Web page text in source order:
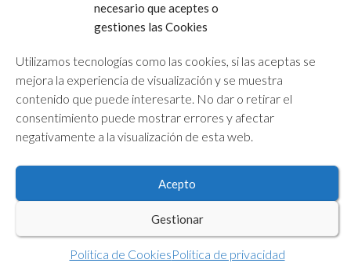
necesario que aceptes o
gestiones las Cookies
Utilizamos tecnologías como las cookies, si las aceptas se
mejora la experiencia de visualización y se muestra
contenido que puede interesarte. No dar o retirar el
consentimiento puede mostrar errores y afectar
negativamente a la visualización de esta web.
Acepto
Gestionar
Política de CookiesPolítica de privacidad
Ref. FH03559
piso seminuevo, amplio y cercano al metro
Pisoen Venta
3 Dormitorios,2 Baños
Ascensor, OPCIONAL Garage
Ver Propiedad